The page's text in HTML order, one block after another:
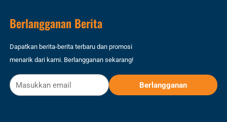
Berlangganan Berita
Dapatkan berita-berita terbaru dan promosi
menarik dari kami. Berlangganan sekarang!